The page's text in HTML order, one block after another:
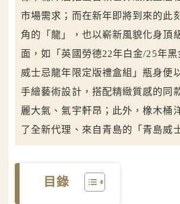
市場需求；而在新年即將到來的此
角的「龍」，也以嶄新風貌化身頂
面，如「英國勞德22年白金/25年
威士忌龍年限定版禮盒組」瓶身便
手繪藝術設計，搭配精緻質感的同
麗大氣、氣宇軒昂；此外，橡木桶
了全新代理、來自青島的「青島威
目錄